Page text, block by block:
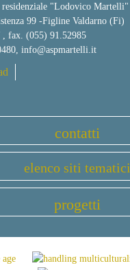
residenziale "Lodovico Martelli"
99 -Figline Valdarno (Fi)
, fax. (055) 91.52985
info@aspmartelli.it
contatti
elenco siti tematici
progetti